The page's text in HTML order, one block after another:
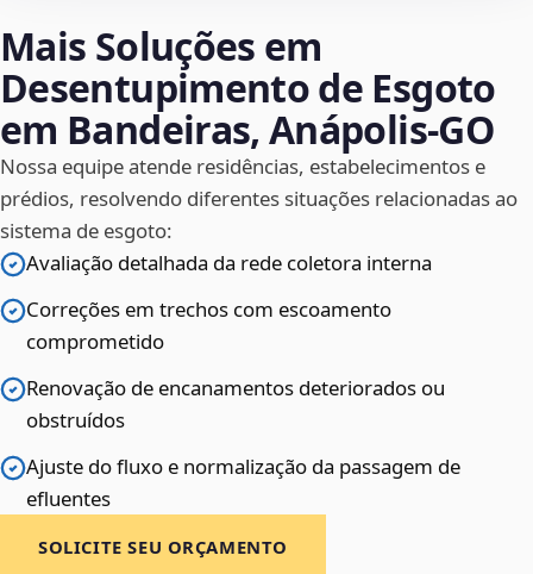
Mais Soluções em
Desentupimento de Esgoto
em Bandeiras, Anápolis‑GO
Nossa equipe atende residências, estabelecimentos e
prédios, resolvendo diferentes situações relacionadas ao
sistema de esgoto:
Avaliação detalhada da rede coletora interna
Correções em trechos com escoamento
comprometido
Renovação de encanamentos deteriorados ou
obstruídos
Ajuste do fluxo e normalização da passagem de
efluentes
SOLICITE SEU ORÇAMENTO